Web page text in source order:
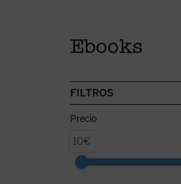
Ebooks
FILTROS
Precio
10€